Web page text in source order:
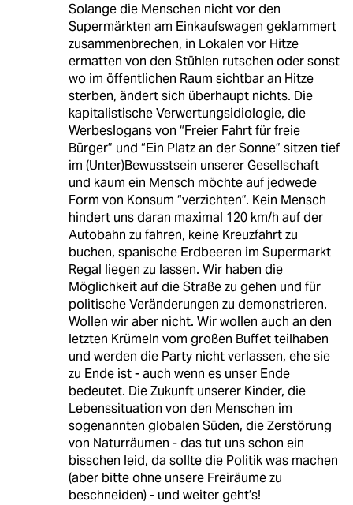
Solange die Menschen nicht vor den
Supermärkten am Einkaufswagen geklammert
zusammenbrechen, in Lokalen vor Hitze
ermatten von den Stühlen rutschen oder sonst
wo im öffentlichen Raum sichtbar an Hitze
sterben, ändert sich überhaupt nichts. Die
kapitalistische Verwertungsidiologie, die
Werbeslogans von “Freier Fahrt für freie
Bürger” und “Ein Platz an der Sonne” sitzen tief
im (Unter)Bewusstsein unserer Gesellschaft
und kaum ein Mensch möchte auf jedwede
Form von Konsum “verzichten”. Kein Mensch
hindert uns daran maximal 120 km/h auf der
Autobahn zu fahren, keine Kreuzfahrt zu
buchen, spanische Erdbeeren im Supermarkt
Regal liegen zu lassen. Wir haben die
Möglichkeit auf die Straße zu gehen und für
politische Veränderungen zu demonstrieren.
Wollen wir aber nicht. Wir wollen auch an den
letzten Krümeln vom großen Buffet teilhaben
und werden die Party nicht verlassen, ehe sie
zu Ende ist - auch wenn es unser Ende
bedeutet. Die Zukunft unserer Kinder, die
Lebenssituation von den Menschen im
sogenannten globalen Süden, die Zerstörung
von Naturräumen - das tut uns schon ein
bisschen leid, da sollte die Politik was machen
(aber bitte ohne unsere Freiräume zu
beschneiden) - und weiter geht’s!